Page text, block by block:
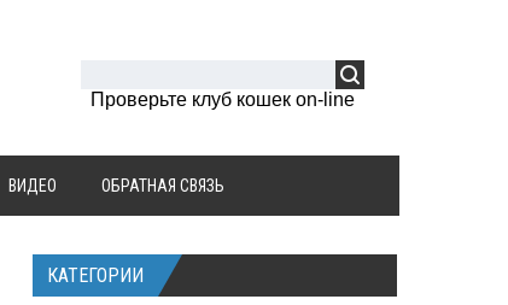
Проверьте клуб кошек on-line
ВИДЕО ОБРАТНАЯ СВЯЗЬ
КАТЕГОРИИ